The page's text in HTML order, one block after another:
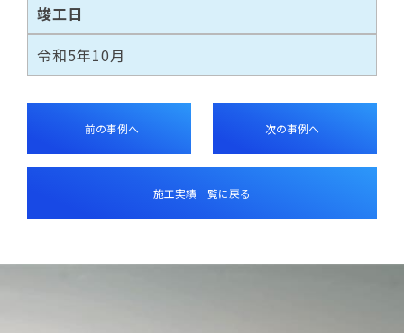
竣工日
令和5年10月
前の事例へ 次の事例へ
施工実績一覧に戻る